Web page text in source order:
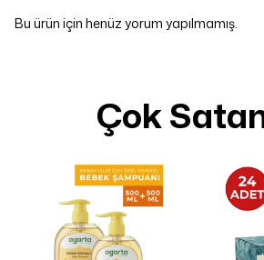
Bu ürün için henüz yorum yapılmamış.
Çok